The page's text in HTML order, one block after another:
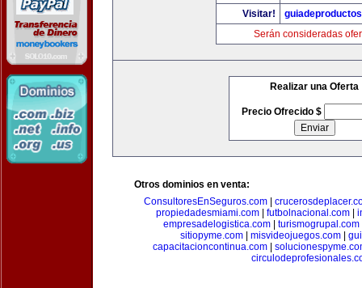
Visitar!
Serán consideradas
Realizar una Oferta
Precio Ofrecido $
Otros dominios en venta:
ConsultoresEnSeguros.com|
propiedadesmiami.com
futbolnacional.com
empresadelogistica.com| turismogrupal.com
sitiopyme.com
misvideojuegos.com
capacitacioncontinua.com|